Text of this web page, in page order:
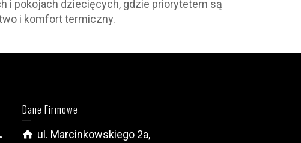
i pokojach dziecięcych, gdzie priorytetem są
i komfort termiczny.
Dane Firmowe
ul. Marcinkowskiego 2a,